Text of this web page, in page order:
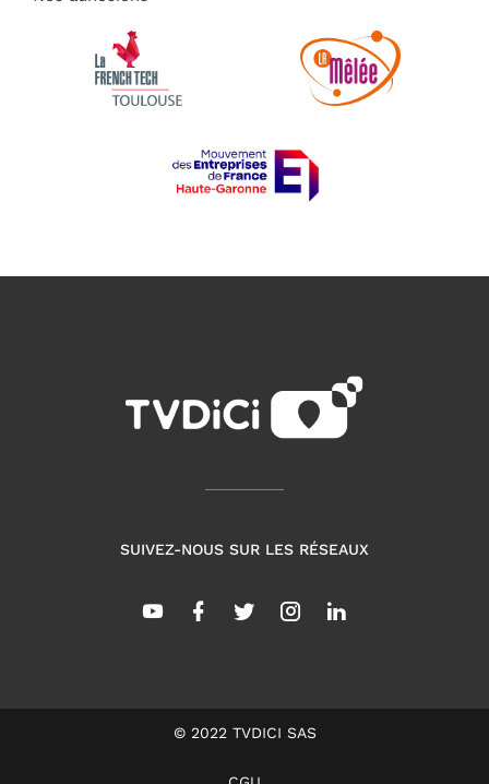
SUIVEZ-NOUS SUR LES RÉSEAUX
© 2022 TVDICI SAS